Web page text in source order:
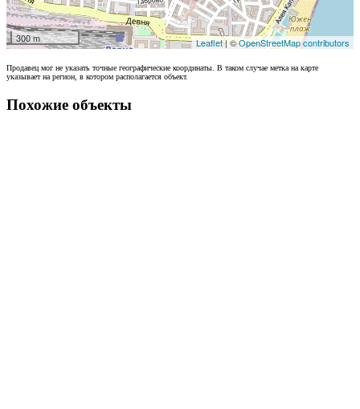
300 m Leaflet| ©OpenStreetMap contributors
Продавец мог не указать точные географические координаты. В таком случае метка на карте
указывает на регион, в котором располагается объект.
Похожие объекты